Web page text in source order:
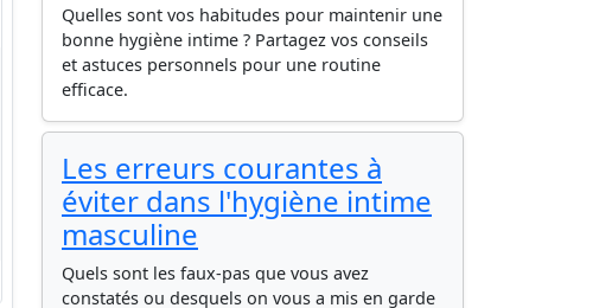
Quelles sont vos habitudes pour maintenir une
bonne hygiène intime ? Partagez vos conseils
et astuces personnels pour une routine
efficace.
Les erreurs courantes à
éviter dans l'hygiène intime
masculine
Quels sont les faux-pas que vous avez
constatés ou desquels on vous a mis en garde